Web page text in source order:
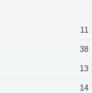
11
38
13
14